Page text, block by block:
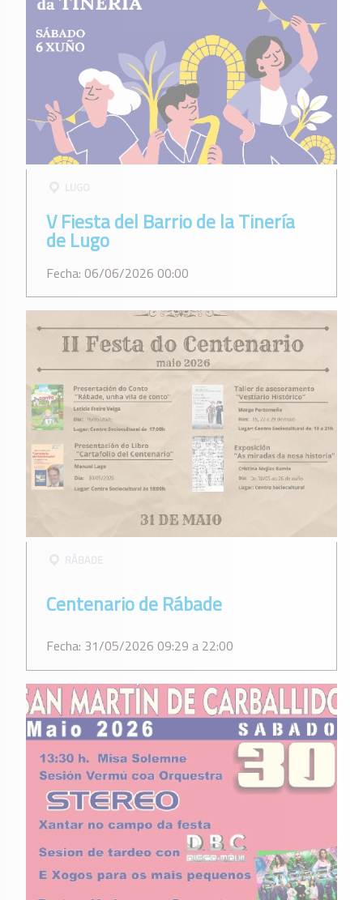
V Fiesta del Barrio de la Tinería
de Lugo
Fecha: 06/06/2026 00:00
Centenario de Rábade
Fecha: 31/05/2026 09:29 a 22:00